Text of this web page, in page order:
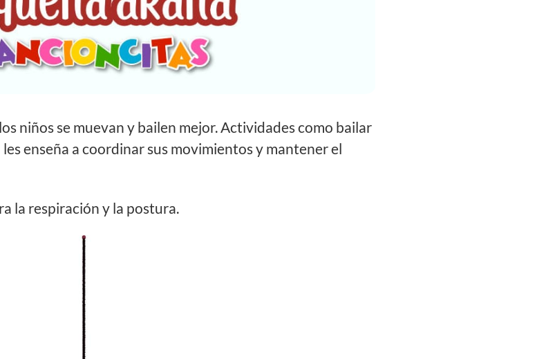
niños se muevan y bailen mejor. Actividades como bailar
enseña a coordinar sus movimientos y mantener el
la respiración y la postura.